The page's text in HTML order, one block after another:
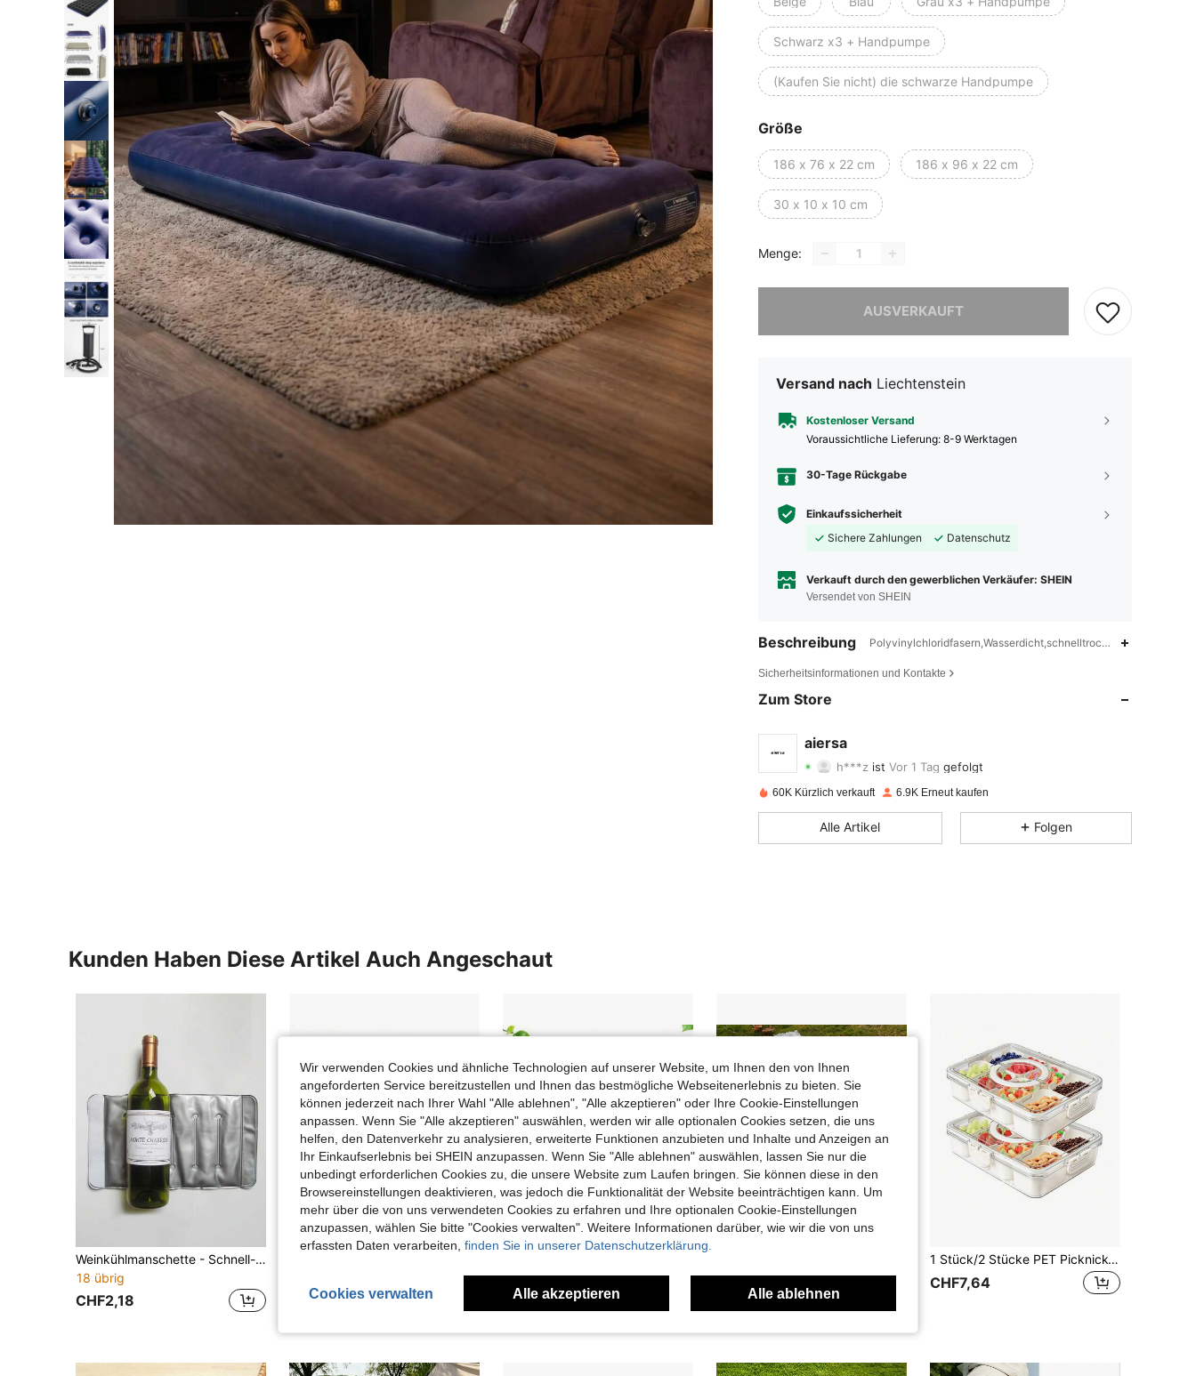
Schwarz x3 + Handpumpe
(Kaufen Sie nicht) die schwarze Handpumpe
Größe
186 x 76 x 22 cm 186 x 96 x 22 cm
30 x 10 x 10 cm
Menge:
AUSVERKAUFT
Versand nach Liechtenstein
Kostenloser Versand
Voraussichtliche Lieferung: 8-9 Werktagen
30-Tage Rückgabe
Einkaufssicherheit
Sichere Zahlungen
Datenschutz
Verkauft durch den gewerblichen Verkäufer: SHEIN
Versendet von SHEIN
Beschreibung Polyvinylchloridfasern,Wasserdicht,schnelltrocknend,Einfarbig
Sicherheitsinformationen und Kontakte
Zum Store
aiersa
4,82 76 590
4,82
4,82 Bewertung 76 Artikel 590
4,82 76 590
60K Kürzlich verkauft 6.9K Erneut kaufen
Alle Artikel Folgen
Kunden Haben Diese Artikel Auch Angeschaut
Weinkühlmanschette - Schnell-Gefrier-Kältepack, geeignet für Wein und Getränke. Ein tragbarer Wein- und Bierkühlschrank, ein Kältepack zum Kühlen von Getränken jederzeit. Outdoor-Weinkühlmanschette
18 übrig
CHF2,18
2 übrig
CHF10,48
22 übrig
CHF6,36 CHF8,48
1 Stück/2 Stücke PET Picknick-Snackbox mit luftdichtem Deckel, 4/8 Fächer tragbare geteilte Aufbewahrungsbox, Meal Prep, geeignet für Outdoor-Camping, Partys, Küchengewürze, Obst, Nüsse, Süßigkeiten und Snacks
CHF7,64
Wir verwenden Cookies und ähnliche Technologien auf unserer Website, um Ihnen den von Ihnen
angeforderten Service bereitzustellen und Ihnen das bestmögliche Webseitenerlebnis zu bieten. Sie
können jederzeit nach Ihrer Wahl "Alle ablehnen", "Alle akzeptieren" oder Ihre Cookie-Einstellungen
anpassen. Wenn Sie "Alle akzeptieren" auswählen, werden wir alle optionalen Cookies setzen, die uns
helfen, den Datenverkehr zu analysieren, erweiterte Funktionen anzubieten und Inhalte und Anzeigen an
Ihr Einkaufserlebnis bei SHEIN anzupassen. Wenn Sie "Alle ablehnen" auswählen, lassen Sie nur die
unbedingt erforderlichen Cookies zu, die unsere Website zum Laufen bringen. Sie können diese in den
Browsereinstellungen deaktivieren, was jedoch die Funktionalität der Website beeinträchtigen kann. Um
mehr über die von uns verwendeten Cookies zu erfahren und Ihre optionalen Cookie-Einstellungen
anzupassen, wählen Sie bitte "Cookies verwalten". Weitere Informationen darüber, wie wir die von uns
erfassten Daten verarbeiten, finden Sie in unserer Datenschutzerklärung.
Cookies verwalten Alle akzeptieren Alle ablehnen